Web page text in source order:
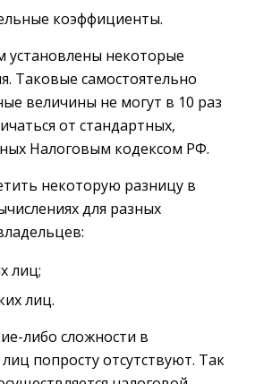
коэффициенты.
установлены некоторые
Таковые самостоятельно
величины не могут в 10 раз
от стандартных,
Налоговым кодексом РФ.
некоторую разницу в
для разных
лиц;
лиц.
либо сложности в
попросту отсутствуют. Так